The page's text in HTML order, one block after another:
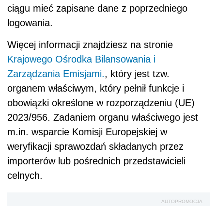
ciągu mieć zapisane dane z poprzedniego
logowania.
Więcej informacji znajdziesz na stronie
Krajowego Ośrodka Bilansowania i
Zarządzania Emisjami., który jest tzw.
organem właściwym, który pełnił funkcje i
obowiązki określone w rozporządzeniu (UE)
2023/956. Zadaniem organu właściwego jest
m.in. wsparcie Komisji Europejskiej w
weryfikacji sprawozdań składanych przez
importerów lub pośrednich przedstawicieli
celnych.
AUTOPROMOCJA